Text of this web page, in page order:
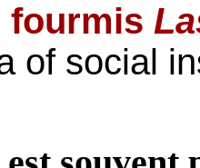
fourmis
of social